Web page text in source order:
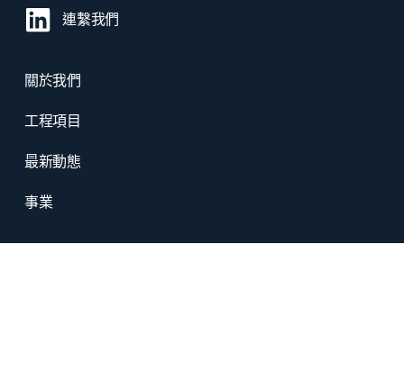
連繫我們
關於我們
工程項目
最新動態
事業